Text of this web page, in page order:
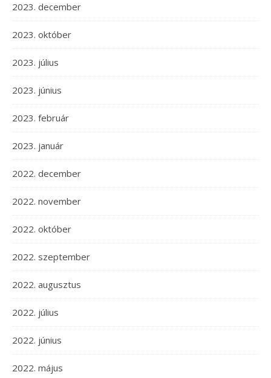
2023. december
2023. október
2023. július
2023. június
2023. február
2023. január
2022. december
2022. november
2022. október
2022. szeptember
2022. augusztus
2022. július
2022. június
2022. május